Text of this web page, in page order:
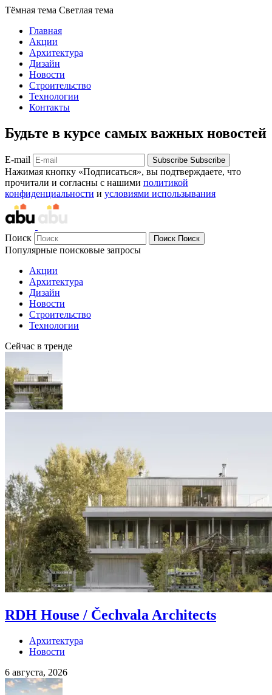
Тёмная тема Светлая тема
Главная
Акции
Архитектура
Дизайн
Новости
Строительство
Технологии
Контакты
Будьте в курсе самых важных новостей
E-mail Subscribe Subscribe
Нажимая кнопку «Подписаться», вы подтверждаете, что
прочитали и согласны с нашими политикой
конфиденциальности и условиями использывания
Поиск Поиск Поиск
Популярные поисковые запросы
Акции
Архитектура
Дизайн
Новости
Строительство
Технологии
Сейчас в тренде
RDH House / Čechvala Architects
Архитектура
Новости
6 августа, 2026